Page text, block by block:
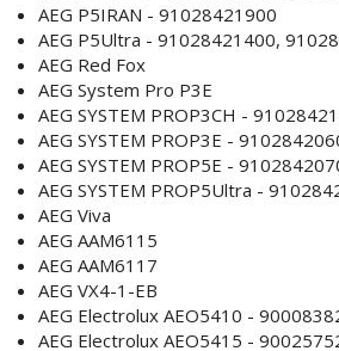
AEG P5IRAN - 91028421900
AEG P5Ultra - 91028421400,
AEG Red Fox
AEG System Pro P3E
AEG SYSTEM PROP3CH -
AEG SYSTEM PROP3E -
AEG SYSTEM PROP5E -
AEG SYSTEM PROP5Ultra -
AEG Viva
AEG AAM6115
AEG AAM6117
AEG VX4-1-EB
AEG Electrolux AEO5410 -
AEG Electrolux AEO5415 -